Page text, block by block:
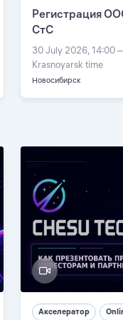
Регистрация
СтС
30 July 2026, 14:00
Krasnoyarsk time
Новосибирск
Акселератор